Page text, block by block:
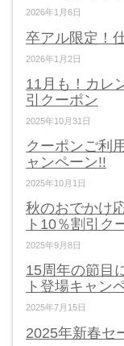
2026年1月6日
卒アル限定！
2026年1月2日
11月も！カレ
引クーポン
2025年10月31日
クーポンご利
ャンペーン!!
2025年10月1日
秋のおでかけ
ト10％割引ク
2025年9月8日
15周年の節目
ト登場キャン
2025年7月15日
2025年新春セ